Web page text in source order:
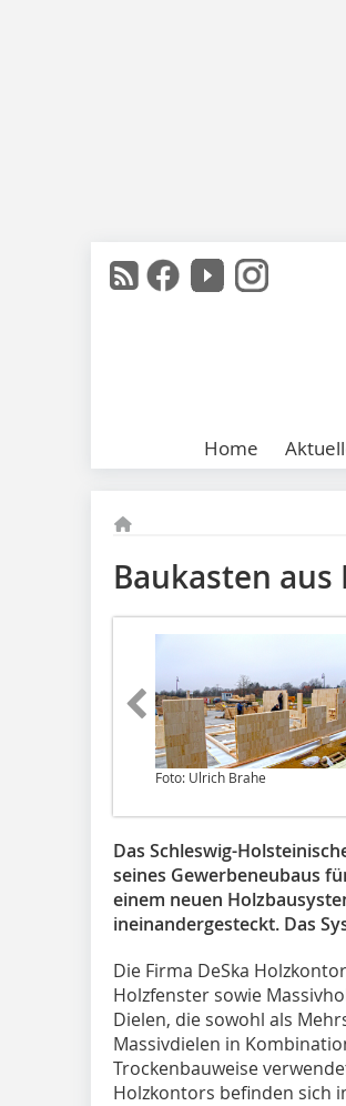
Home
Baukasten aus
Foto: Ulrich Brahe
Das Schleswig-
seines Gewerbeneubaus
einem neuen
ineinandergesteckt. Das
Die Firma DeSka
Holzfenster sowie
Dielen, die sowohl als
Massivdielen in
Trockenbauweise
Holzkontors befinden sich